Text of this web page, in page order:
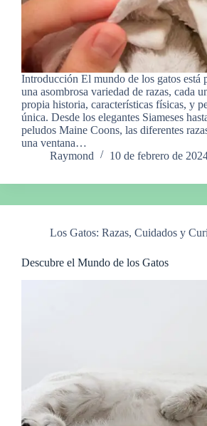
Introducción El mundo de los gatos está
una asombrosa variedad de razas, cada
propia historia, características físicas, y
única. Desde los elegantes Siameses
peludos Maine Coons, las diferentes
una ventana…
Raymond
10 de febrero de
Los Gatos: Razas, Cuidados y
Descubre el Mundo de los Gatos